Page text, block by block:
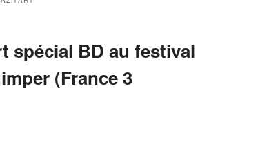
spécial BD au festival
(France 3